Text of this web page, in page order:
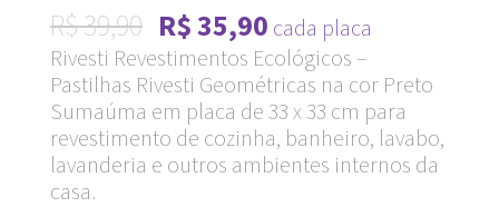
R$39,90 Original
price
was:
R$ 39,90.
R$35,90Current
price
is:
R$ 35,90.
cada placa
Rivesti Revestimentos Ecológicos –
Pastilhas Rivesti Geométricas na cor Preto
Sumaúma em placa de 33 x 33 cm para
revestimento de cozinha, banheiro, lavabo,
lavanderia e outros ambientes internos da
casa.